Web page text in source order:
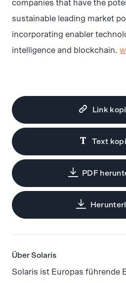
companies that have the
sustainable leading market
incorporating enabler
intelligence and blockchain.
Link
Text
PDF
Über Solaris
Solaris ist Europas führende